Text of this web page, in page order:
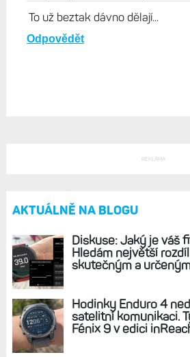
Titanus, 18. prosinec 2024, 11:02
Garminu napadne je prodávat,
Petr, 18. prosinec 2024, 11:43
Odpovědět